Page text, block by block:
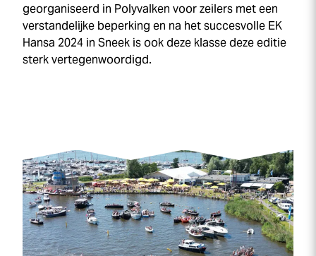
georganiseerd in Polyvalken voor zeilers met een
verstandelijke beperking en na het succesvolle EK
Hansa 2024 in Sneek is ook deze klasse deze editie
sterk vertegenwoordigd.